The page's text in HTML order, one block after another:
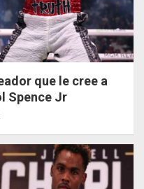
que le cree a
Spence Jr